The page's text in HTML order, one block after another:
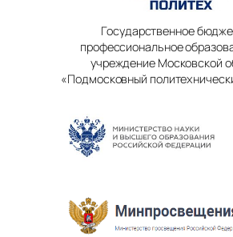
Государственное
профессиональное
учреждение Московской
«Подмосковный